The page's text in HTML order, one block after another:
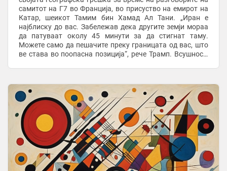
самитот на Г7 во Франција, во присуство на емирот на
Катар, шеикот Тамим бин Хамад Ал Тани. „Иран е
најблиску до вас. Забележав дека другите земји мораа
да патуваат околу 45 минути за да стигнат таму.
Можете само да пешачите преку границата од вас, што
ве става во поопасна позиција“, рече Трамп. Всушност,